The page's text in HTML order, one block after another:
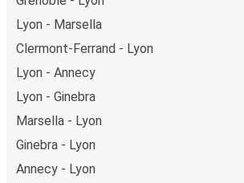
Lyon - Marsella
Clermont-Ferrand - Lyon
Lyon - Annecy
Lyon - Ginebra
Marsella - Lyon
Ginebra - Lyon
Annecy - Lyon